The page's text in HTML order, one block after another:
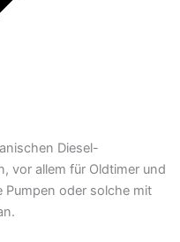
Diesel-
vor allem für Oldtimer und
Pumpen oder solche mit